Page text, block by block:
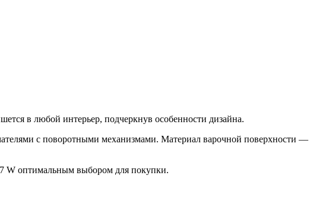
в любой интерьер, подчеркнув особенности дизайна.
с поворотными механизмами. Материал варочной поверхности —
W оптимальным выбором для покупки.